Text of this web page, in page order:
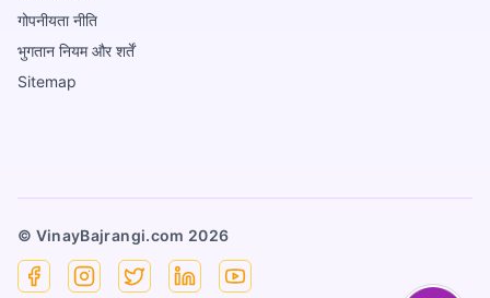
गोपनीयता नीति
भुगतान नियम और शर्तें
Sitemap
© VinayBajrangi.com 2026
FacebookInstagram
X LinkedinYouTube